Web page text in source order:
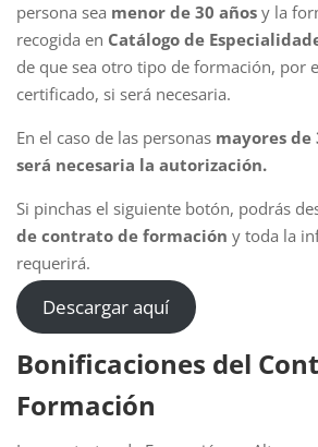
persona sea menor de 30 años y la
recogida en Catálogo de
de que sea otro tipo de formación, por
certificado, si será necesaria.
En el caso de las personas mayores de
será necesaria la autorización.
Si pinchas el siguiente botón, podrás
de contrato de formación y toda la
requerirá.
Descargar aquí
Bonificaciones del
Formación